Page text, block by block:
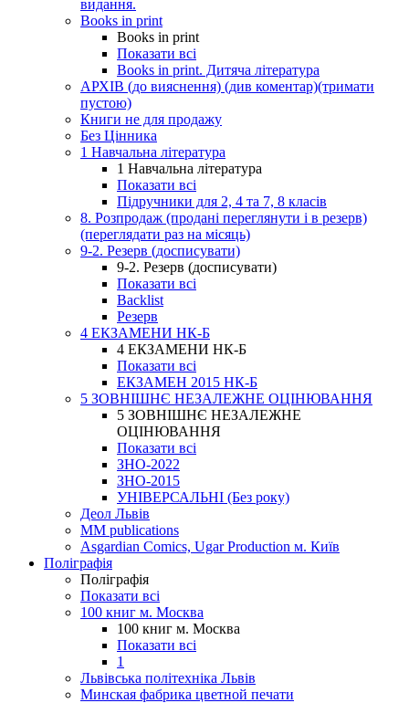
видання.
Books in print
Books in print
Показати всі
Books in print. Дитяча література
АРХІВ (до вияснення) (див коментар)(тримати
пустою)
Книги не для продажу
Без Цінника
1 Навчальна література
1 Навчальна література
Показати всі
Підручники для 2, 4 та 7, 8 класів
8. Розпродаж (продані переглянути і в резерв)
(переглядати раз на місяць)
9-2. Резерв (досписувати)
9-2. Резерв (досписувати)
Показати всі
Backlist
Резерв
4 ЕКЗАМЕНИ НК-Б
4 ЕКЗАМЕНИ НК-Б
Показати всі
ЕКЗАМЕН 2015 НК-Б
5 ЗОВНІШНЄ НЕЗАЛЕЖНЕ ОЦІНЮВАННЯ
5 ЗОВНІШНЄ НЕЗАЛЕЖНЕ
ОЦІНЮВАННЯ
Показати всі
ЗНО-2022
ЗНО-2015
УНІВЕРСАЛЬНІ (Без року)
Деол Львів
MM publications
Asgardian Comics, Ugar Production м. Київ
Поліграфія
Поліграфія
Показати всі
100 книг м. Москва
100 книг м. Москва
Показати всі
1
Львівська політехніка Львів
Минская фабрика цветной печати